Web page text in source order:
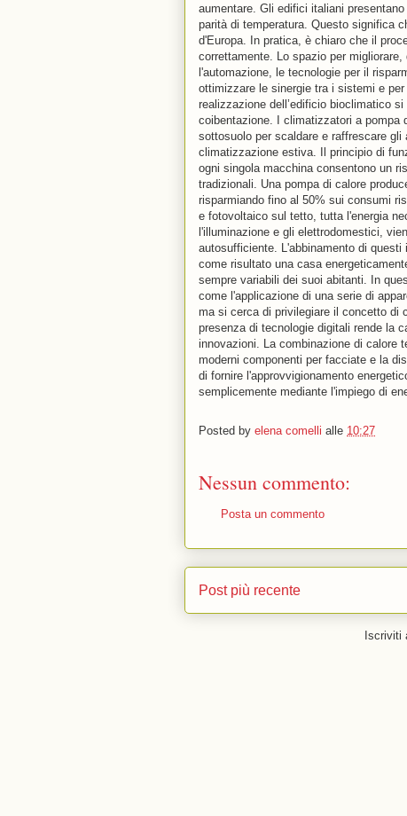
aumentare. Gli edifici italiani
parità di temperatura. Questo significa
d'Europa. In pratica, è chiaro che il
correttamente. Lo spazio per
l'automazione, le tecnologie per il
ottimizzare le sinergie tra i sistemi e
realizzazione dell’edificio bioclimatico
coibentazione. I climatizzatori a pompa
sottosuolo per scaldare e raffrescare
climatizzazione estiva. Il principio di
ogni singola macchina consentono un
tradizionali. Una pompa di calore
risparmiando fino al 50% sui consumi
e fotovoltaico sul tetto, tutta l'energia
l'illuminazione e gli elettrodomestici,
autosufficiente. L'abbinamento di
come risultato una casa
sempre variabili dei suoi abitanti. In
come l'applicazione di una serie di
ma si cerca di privilegiare il concetto di
presenza di tecnologie digitali rende la
innovazioni. La combinazione di calore
moderni componenti per facciate e la
di fornire l'approvvigionamento
semplicemente mediante l'impiego di
Posted by elena comelli alle 10:27
Nessun commento:
Posta un commento
Post più recente
Iscriviti